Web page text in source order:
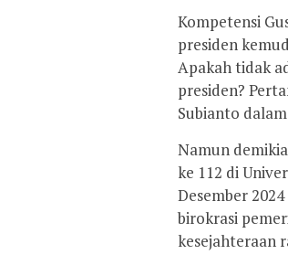
Kompetensi
presiden
Apakah tidak
presiden?
Subianto
Namun
ke 112 di
Desember
birokrasi
kesejahteraan